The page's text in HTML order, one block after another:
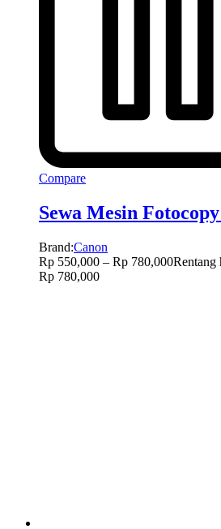
Compare
Sewa Mesin
Brand:Canon
Rp 550,000 – Rp 780,000Rentang
Rp 780,000